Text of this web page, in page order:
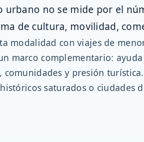
urbano no se mide por el
de cultura, movilidad,
modalidad con viajes de
marco complementario:
comunidades y presión
saturados o ciudades